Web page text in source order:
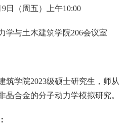
9日（周五）上午10:00
学与土木建筑学院206会议室
筑学院2023级硕士研究生，师从
晶合金的分子动力学模拟研究。